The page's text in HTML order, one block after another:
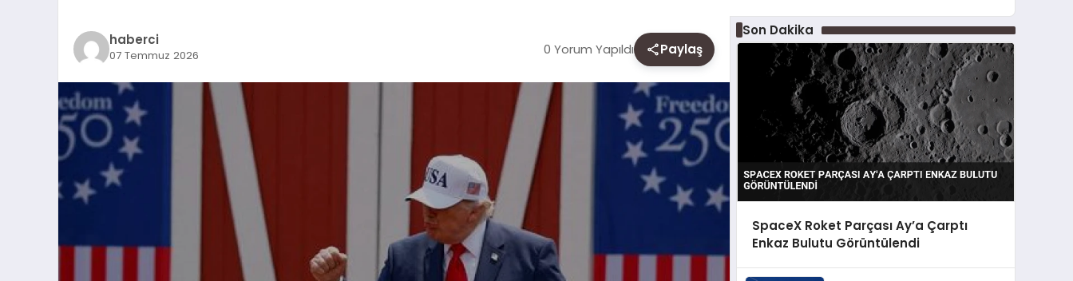
haberci
07 Temmuz 2026 0 Yorum Yapıldı Paylaş
Son Dakika
SpaceX Roket Parçası Ay’a Çarptı
Enkaz Bulutu Görüntülendi